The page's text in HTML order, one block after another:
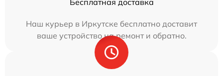
Бесплатная доставка
Наш курьер в Иркутске бесплатно доставит
ваше устройство на ремонт и обратно.